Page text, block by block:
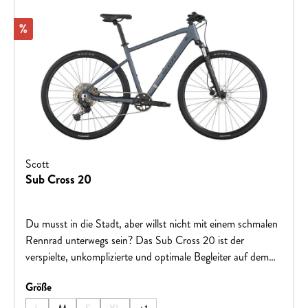
können ohne vorherige Ankündigung geändert werden.
Rabatt
%
Scott
Sub Cross 20
Du musst in die Stadt, aber willst nicht mit einem schmalen
Rennrad unterwegs sein? Das Sub Cross 20 ist der
verspielte, unkomplizierte und optimale Begleiter auf dem
maximalen Komfort, Stabilität und Benutzerfreundlichkeit
Größeauswählen